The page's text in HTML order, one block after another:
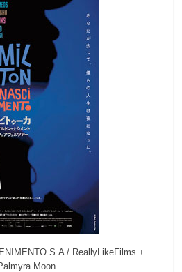
S.A / ReallyLikeFilms +
Moon